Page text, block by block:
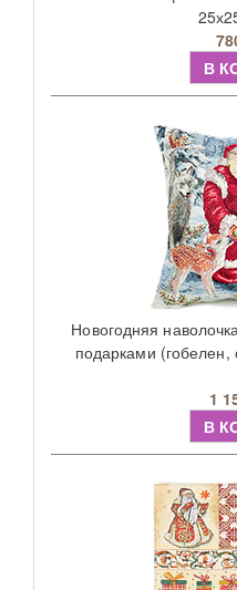
В
Новогодняя
подарками
1
В